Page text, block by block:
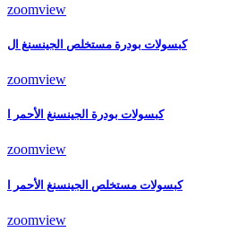
zoomview
كبسولات بودرة مستخلص الجينسنغ ال
zoomview
كبسولات بودرة الجينسنغ الأحمر ا
zoomview
كبسولات مستخلص الجينسنغ الأحمر ا
zoomview